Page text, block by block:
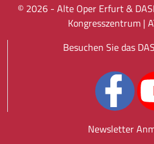
© 2026 - Alte Oper Erfurt &
Kongresszentrum |
Besuchen Sie das
Newsletter